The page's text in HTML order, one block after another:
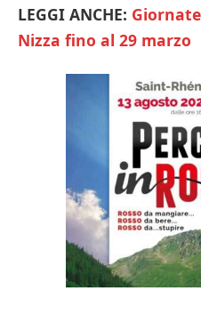
LEGGI ANCHE:
Nizza fino al 29 marzo